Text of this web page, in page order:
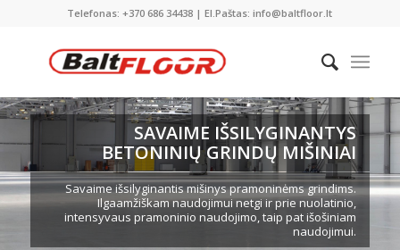
Telefonas: +370 686 34438 | El.Paštas: info@baltfloor.lt
SAVAIME IŠSILYGINANTYS
BETONINIŲ GRINDŲ MIŠINIAI
Savaime išsilyginantis mišinys pramoninėms grindims.
Ilgaamžiškam naudojimui netgi ir prie nuolatinio,
intensyvaus pramoninio naudojimo, taip pat išošiniam
naudojimui.